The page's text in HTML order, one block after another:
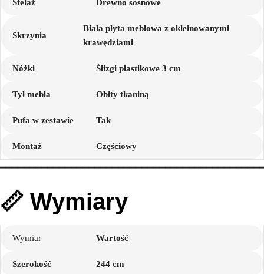
Stelaż Drewno sosnowe
Skrzynia
Biała płyta meblowa z okleinowanymi
krawędziami
Nóżki Ślizgi plastikowe 3 cm
Tył mebla Obity tkaniną
Pufa w zestawie Tak
Montaż Częściowy
📏 Wymiary
Wymiar Wartość
Szerokość 244 cm